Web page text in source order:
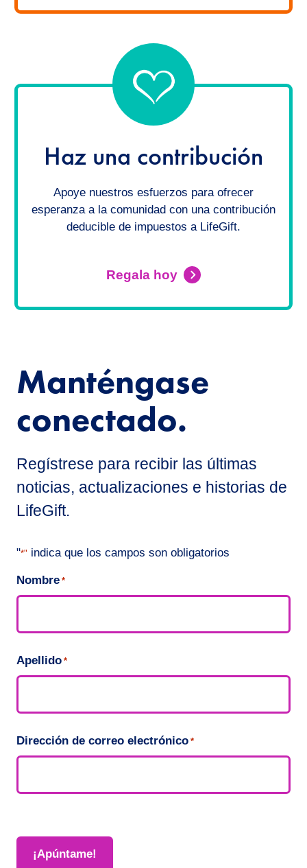
Haz una contribución
Apoye nuestros esfuerzos para ofrecer
esperanza a la comunidad con una contribución
deducible de impuestos a LifeGift.
Regala hoy
Manténgase
conectado.
Regístrese para recibir las últimas
noticias, actualizaciones e historias de
LifeGift.
"*" indica que los campos son obligatorios
Nombre *
Apellido *
Dirección de correo electrónico *